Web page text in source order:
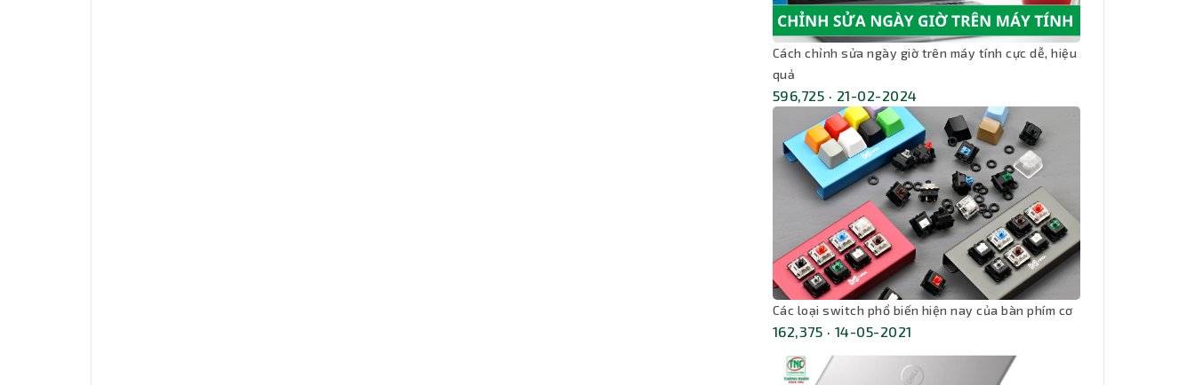
Cách chỉnh sửa ngày giờ trên máy tính cực dễ, hiệu
quả
596,725 · 21-02-2024
Các loại switch phổ biến hiện nay của bàn phím cơ
162,375 · 14-05-2021